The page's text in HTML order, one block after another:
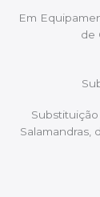
Em
de
Salamandras,